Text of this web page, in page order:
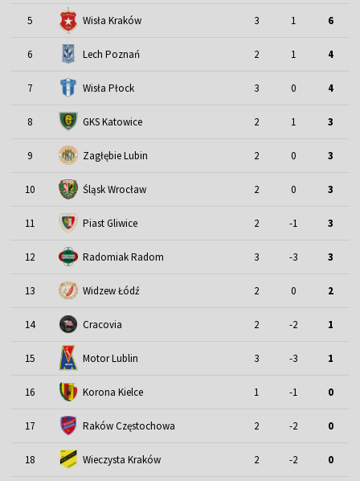
5 Wisła Kraków 3 1 6
6 Lech Poznań 2 1 4
7 Wisła Płock 3 0 4
8 GKS Katowice 2 1 3
9 Zagłębie Lubin 2 0 3
10 Śląsk Wrocław 2 0 3
11 Piast Gliwice 2 -1 3
12 Radomiak Radom 3 -3 3
13 Widzew Łódź 2 0 2
14 Cracovia 2 -2 1
15 Motor Lublin 3 -3 1
16 Korona Kielce 1 -1 0
17 Raków Częstochowa 2 -2 0
18 Wieczysta Kraków 2 -2 0